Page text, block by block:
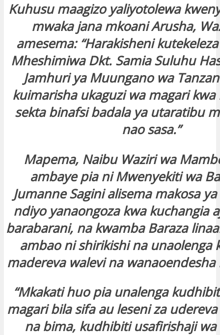
Kuhusu maagizo yaliyotolewa
mwaka jana mkoani Arusha,
amesema: “Harakisheni
Mheshimiwa Dkt. Samia Suluhu
Jamhuri ya Muungano wa
kuimarisha ukaguzi wa magari
sekta binafsi badala ya utaratibu
nao sasa.”
Mapema, Naibu Waziri wa
ambaye pia ni Mwenyekiti wa
Jumanne Sagini alisema makosa
ndiyo yanaongoza kwa kuchangia
barabarani, na kwamba Baraza
ambao ni shirikishi na unaolenga
madereva walevi na
“Mkakati huo pia unalenga
magari bila sifa au leseni za
na bima, kudhibiti usafirishaji wa